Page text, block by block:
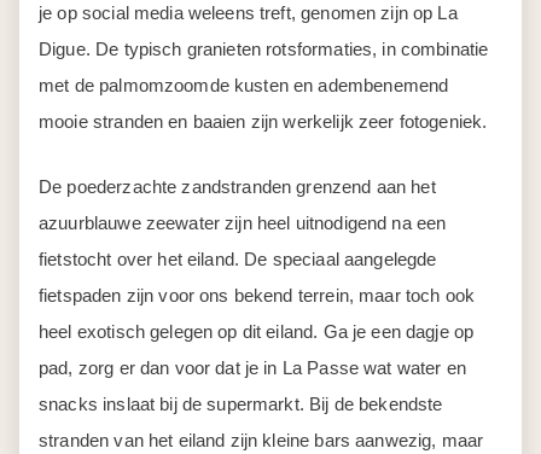
je op social media weleens treft, genomen zijn op La
Digue. De typisch granieten rotsformaties, in combinatie
met de palmomzoomde kusten en adembenemend
mooie stranden en baaien zijn werkelijk zeer fotogeniek.
De poederzachte zandstranden grenzend aan het
azuurblauwe zeewater zijn heel uitnodigend na een
fietstocht over het eiland. De speciaal aangelegde
fietspaden zijn voor ons bekend terrein, maar toch ook
heel exotisch gelegen op dit eiland. Ga je een dagje op
pad, zorg er dan voor dat je in La Passe wat water en
snacks inslaat bij de supermarkt. Bij de bekendste
stranden van het eiland zijn kleine bars aanwezig, maar